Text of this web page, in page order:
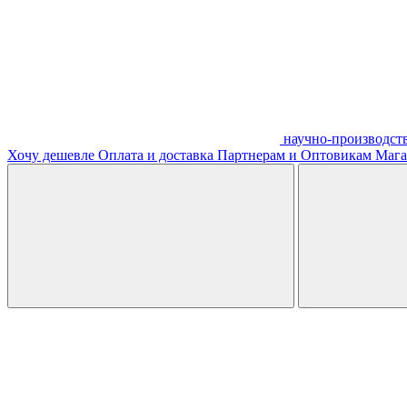
научно-
Хочу дешевле Оплата и доставка Партнерам и Оптовикам